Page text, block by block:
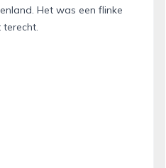
Het was een flinke